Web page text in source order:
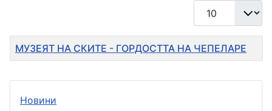
Display #
Title
МУЗЕЯТ НА СКИТЕ - ГОРДОСТТА НА ЧЕПЕЛАРЕ
Новини